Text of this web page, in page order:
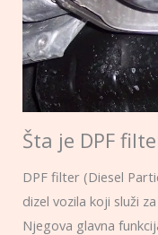
Šta je DPF
DPF filter (Diesel
dizel vozila koji služi
Njegova glavna